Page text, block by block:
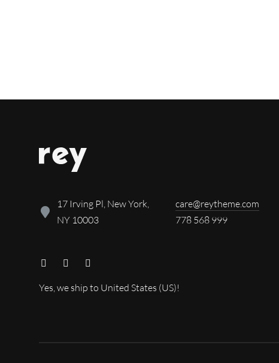
17 Irving Pl, New York,
NY 10003
care@reytheme.com
778 568 999
Yes, we ship to United States (US)!